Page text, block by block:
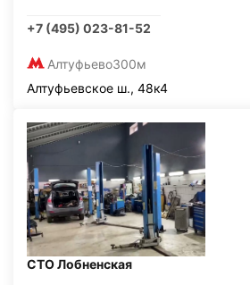
+7 (495) 023-81-52
Алтуфьево300м
Алтуфьевское ш., 48к4
СТО Лобненская